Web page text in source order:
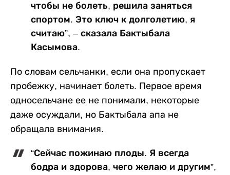
чтобы не болеть, решила заняться
спортом. Это ключ к долголетию, я
считаю”, – сказала Бактыбала
Касымова.
По словам сельчанки, если она пропускает
пробежку, начинает болеть. Первое время
односельчане ее не понимали, некоторые
даже осуждали, но Бактыбала апа не
обращала внимания.
“Сейчас пожинаю плоды. Я всегда
бодра и здорова, чего желаю и другим”,